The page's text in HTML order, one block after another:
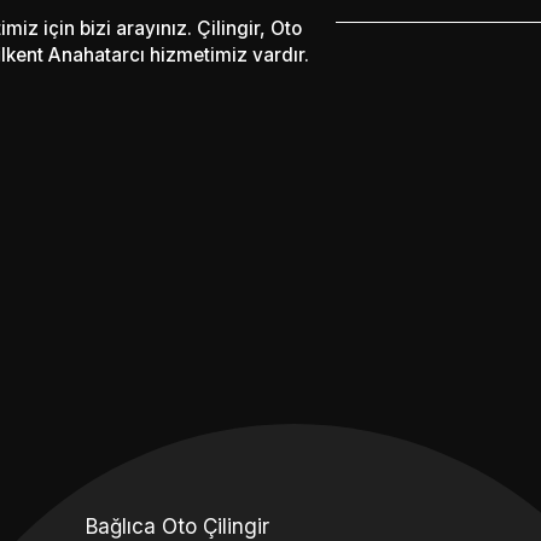
için bizi arayınız. Çilingir, Oto
Anahatarcı hizmetimiz vardır.
Bağlıca Oto Çilingir